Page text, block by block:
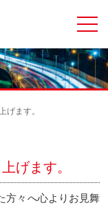
げます。
げます。
方々へ心よりお見舞